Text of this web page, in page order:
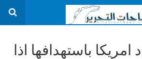
امريكا باستهدافها اذا